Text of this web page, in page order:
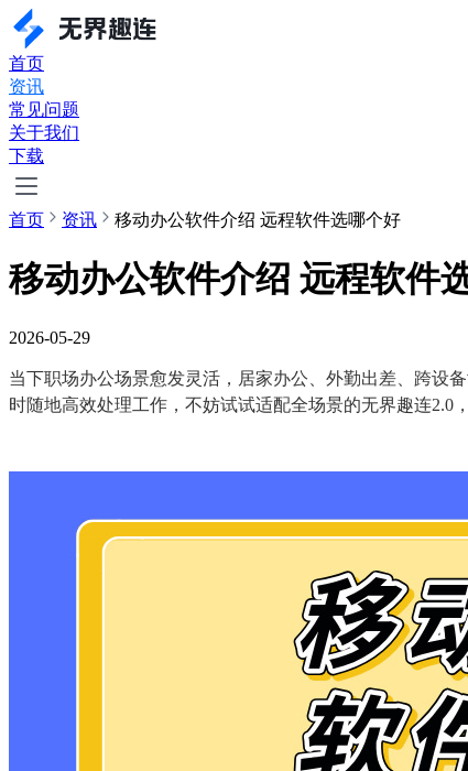
首页
资讯
常见问题
关于我们
下载
首页 资讯 移动办公软件介绍 远程软件选哪个好
移动办公软件介绍 远程软件
2026-05-29
当下职场办公场景愈发灵活，居家办公、外勤出差、跨设
时随地高效处理工作，不妨试试适配全场景的无界趣连2.0